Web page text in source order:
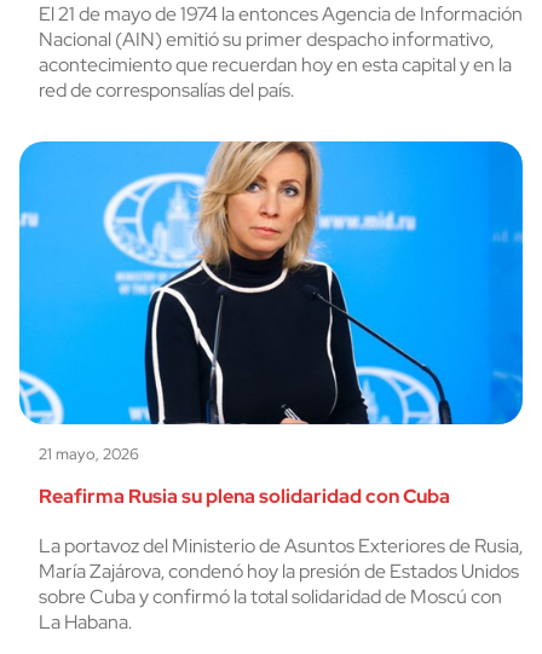
El 21 de mayo de 1974 la entonces Agencia de Información
Nacional (AIN) emitió su primer despacho informativo,
acontecimiento que recuerdan hoy en esta capital y en la
red de corresponsalías del país.
21 mayo, 2026
Reafirma Rusia su plena solidaridad con Cuba
La portavoz del Ministerio de Asuntos Exteriores de Rusia,
María Zajárova, condenó hoy la presión de Estados Unidos
sobre Cuba y confirmó la total solidaridad de Moscú con
La Habana.